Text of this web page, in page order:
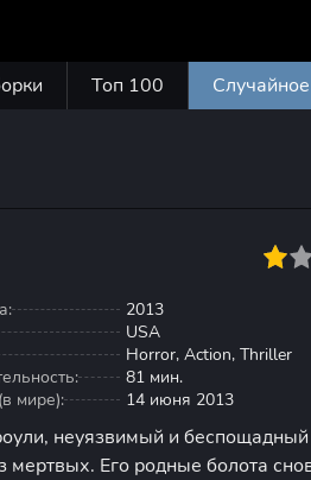
Топ 100 Случайное
2013
USA
Horror, Action, Thriller
81 мин.
мире):
14 июня 2013
неуязвимый и
мертвых. Его родные болота